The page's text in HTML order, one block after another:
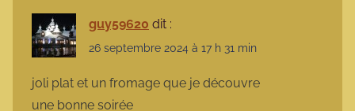
guy59620 dit :
26 septembre 2024 à 17 h 31 min
joli plat et un fromage que je découvre
une bonne soirée